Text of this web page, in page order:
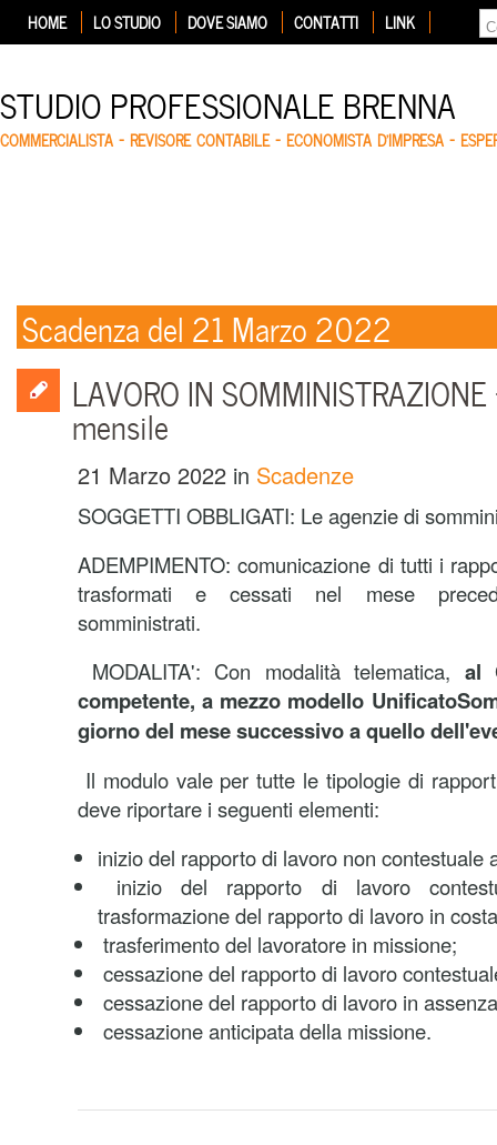
HOME LO STUDIO DOVE SIAMO CONTATTI LINK
STUDIO PROFESSIONALE BRENNA
COMMERCIALISTA – REVISORE CONTABILE – ECONOMISTA D'IMPRESA –
Scadenza del 21 Marzo 2022
LAVORO IN
mensile
21 Marzo 2022 in Scadenze
SOGGETTI OBBLIGATI: Le agenzie di
ADEMPIMENTO: comunicazione di tutti i
trasformati e cessati nel mese
somministrati.
MODALITA': Con modalità telematica, al
competente, a mezzo modello
giorno del mese successivo a quello
Il modulo vale per tutte le tipologie di
deve riportare i seguenti elementi:
inizio del rapporto di lavoro non contestuale
inizio del rapporto di lavoro
trasformazione del rapporto di lavoro in
trasferimento del lavoratore in missione;
cessazione del rapporto di lavoro
cessazione del rapporto di lavoro in
cessazione anticipata della missione.